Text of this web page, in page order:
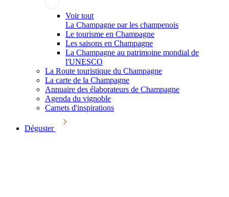
Voir tout
La Champagne par les champenois
Le tourisme en Champagne
Les saisons en Champagne
La Champagne au patrimoine mondial de
l'UNESCO
La Route touristique du Champagne
La carte de la Champagne
Annuaire des élaborateurs de Champagne
Agenda du vignoble
Carnets d'inspirations
Déguster